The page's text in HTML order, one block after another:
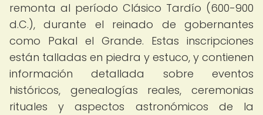
remonta al período Clásico Tardío (600-900
d.C.), durante el reinado de gobernantes
como Pakal el Grande. Estas inscripciones
están talladas en piedra y estuco, y contienen
información detallada sobre eventos
históricos, genealogías reales, ceremonias
rituales y aspectos astronómicos de la